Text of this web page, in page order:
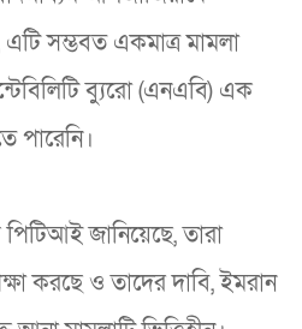
সম্ভবত একমাত্র মামলা
ব্যুরো (এনএবি) এক
পারেনি।
পিটিআই জানিয়েছে, তারা
করছে ও তাদের দাবি, ইমরান